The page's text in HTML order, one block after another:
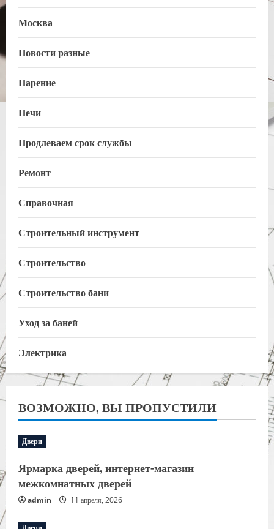
Москва
Новости разные
Парение
Печи
Продлеваем срок службы
Ремонт
Справочная
Строительный инструмент
Строительство
Строительство бани
Уход за баней
Электрика
ВОЗМОЖНО, ВЫ ПРОПУСТИЛИ
Двери
Ярмарка дверей, интернет-магазин
межкомнатных дверей
admin 11 апреля, 2026